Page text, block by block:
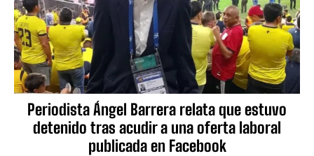
Periodista Ángel Barrera relata que estuvo
detenido tras acudir a una oferta laboral
publicada en Facebook